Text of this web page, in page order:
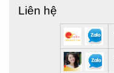
Liên hệ